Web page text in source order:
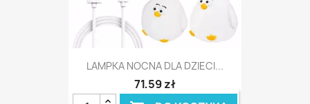
LAMPKA NOCNA DLA DZIECI...
71,59 zł